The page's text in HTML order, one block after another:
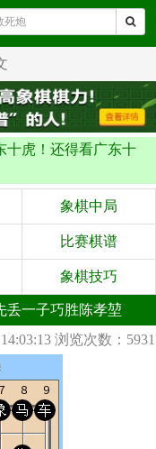
十虎！还得看广东十
象棋中局
比赛棋谱
象棋技巧
丢一子巧胜陈孝堃
浏览次数：5931